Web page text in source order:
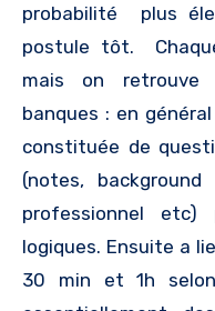
probabilité plus
postule tôt.
mais on retrouve
banques : en
constituée de
(notes,
professionnel
logiques. Ensuite a
30 min et 1h